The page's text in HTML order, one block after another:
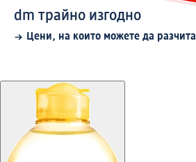
dm трайно изгодно
Цени, на които можете да